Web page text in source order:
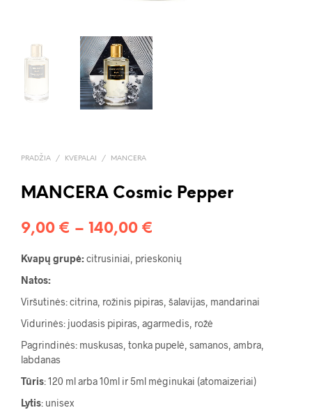
PRADŽIA / KVEPALAI / MANCERA
MANCERA Cosmic Pepper
9,00 € – 140,00 €
range:
through
140,00 €
Kvapų grupė:citrusiniai, prieskonių
Natos:
Viršutinės: citrina, rožinis pipiras, šalavijas, mandarinai
Vidurinės: juodasis pipiras, agarmedis, rožė
Pagrindinės: muskusas, tonka pupelė, samanos, ambra,
labdanas
Tūris: 120 ml arba 10ml ir 5ml mėginukai (atomaizeriai)
Lytis: unisex